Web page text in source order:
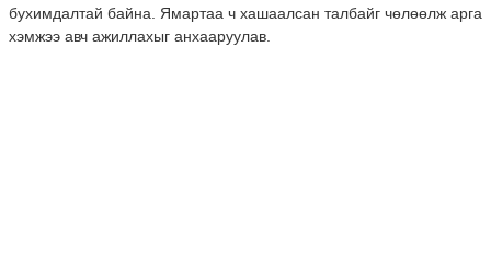
бухимдалтай байна. Ямартаа ч хашаалсан талбайг чөлөөлж арга
хэмжээ авч ажиллахыг анхааруулав.